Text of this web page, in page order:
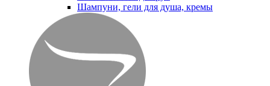
Шампуни, гели для душа, кремы